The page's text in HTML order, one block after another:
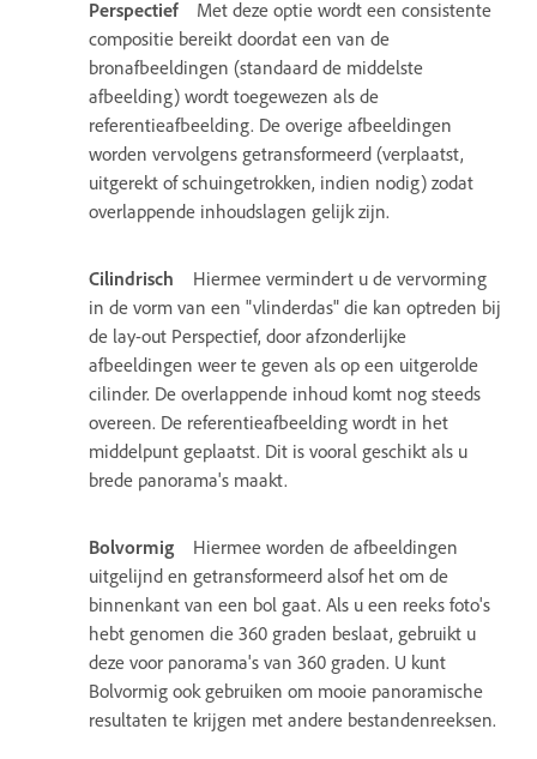
Perspectief
Met deze optie wordt een consistente
compositie bereikt doordat een van de
bronafbeeldingen (standaard de middelste
afbeelding) wordt toegewezen als de
referentieafbeelding. De overige afbeeldingen
worden vervolgens getransformeerd (verplaatst,
uitgerekt of schuingetrokken, indien nodig) zodat
overlappende inhoudslagen gelijk zijn.
Cilindrisch
Hiermee vermindert u de vervorming
in de vorm van een "vlinderdas" die kan optreden bij
de lay-out Perspectief, door afzonderlijke
afbeeldingen weer te geven als op een uitgerolde
cilinder. De overlappende inhoud komt nog steeds
overeen. De referentieafbeelding wordt in het
middelpunt geplaatst. Dit is vooral geschikt als u
brede panorama's maakt.
Bolvormig
Hiermee worden de afbeeldingen
uitgelijnd en getransformeerd alsof het om de
binnenkant van een bol gaat. Als u een reeks foto's
hebt genomen die 360 graden beslaat, gebruikt u
deze voor panorama's van 360 graden. U kunt
Bolvormig ook gebruiken om mooie panoramische
resultaten te krijgen met andere bestandenreeksen.